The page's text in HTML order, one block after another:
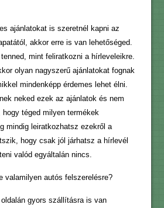
ajánlatokat is szeretnél kapni az
akkor erre is van lehetőséged.
mint feliratkozni a hírleveleikre.
olyan nagyszerű ajánlatokat fognak
mindenképp érdemes lehet élni.
neked ezek az ajánlatok és nem
téged milyen termékek
mindig leiratkozhatsz ezekről a
hogy csak jól járhatsz a hírlevél
valód egyáltalán nincs.
valamilyen autós felszerelésre?
gyors szállításra is van